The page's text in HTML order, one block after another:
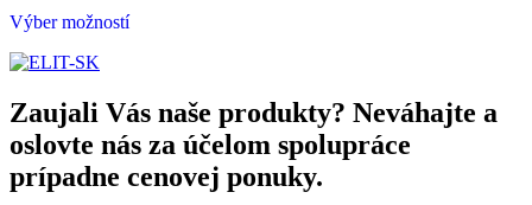
the
page
Výber možností
The
may
be
Zaujali Vás naše produkty? Neváhajte a
oslovte nás za účelom spolupráce
prípadne cenovej ponuky.